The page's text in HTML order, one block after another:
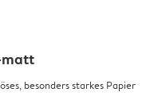
besonders starkes Papier